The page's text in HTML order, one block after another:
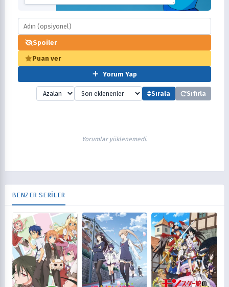
Spoiler
Puan ver
Yorum Yap
Sırala Sıfırla
Yorumlar yüklenemedi.
BENZER SERİLER